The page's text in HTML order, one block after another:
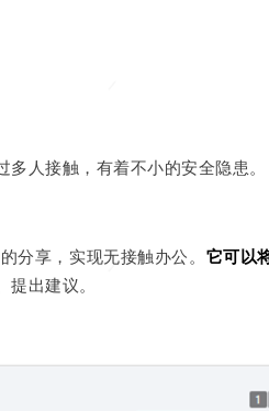
人接触，有着不小的安全隐患。
分享， 实现无接触办公 。 它可以
提出建议。